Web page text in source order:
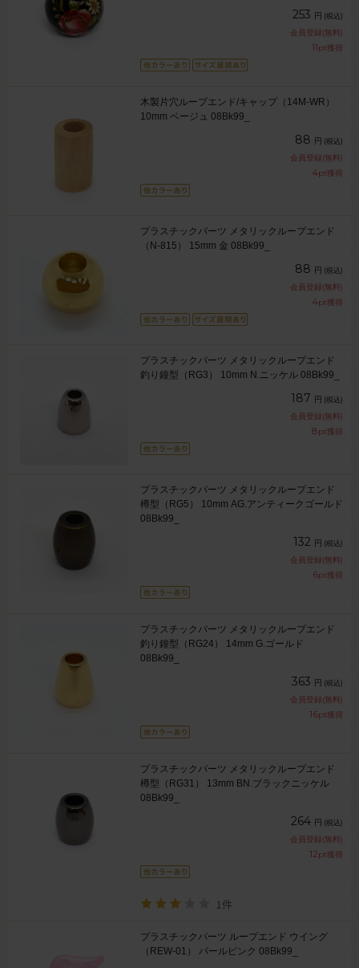
253 円 (税込)
会員登録(無料)
11pt獲得
木製片穴ループエンド/キャップ（14M-WR）
10mm ベージュ 08Bk99_
88 円 (税込)
会員登録(無料)
4pt獲得
プラスチックパーツ メタリックループエンド
（N-815） 15mm 金 08Bk99_
88 円 (税込)
会員登録(無料)
4pt獲得
プラスチックパーツ メタリックループエンド
釣り鐘型（RG3） 10mm N.ニッケル 08Bk99_
187 円 (税込)
会員登録(無料)
8pt獲得
プラスチックパーツ メタリックループエンド
樽型（RG5） 10mm AG.アンティークゴールド
08Bk99_
132 円 (税込)
会員登録(無料)
6pt獲得
プラスチックパーツ メタリックループエンド
釣り鐘型（RG24） 14mm G.ゴールド
08Bk99_
363 円 (税込)
会員登録(無料)
16pt獲得
プラスチックパーツ メタリックループエンド
樽型（RG31） 13mm BN.ブラックニッケル
08Bk99_
264 円 (税込)
会員登録(無料)
12pt獲得
1件
プラスチックパーツ ループエンド ウイング
（REW-01） パールピンク 08Bk99_